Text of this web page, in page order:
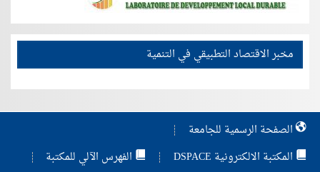
مخبر الاقتصاد التطبيقي في التنمية
الصفحة الرسمية للجامعة
المكتبة الالكترونية DSPACE
الفهرس الآلي للمكتبة